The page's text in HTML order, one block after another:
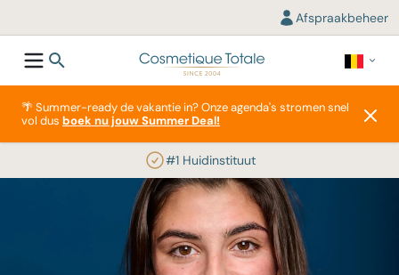
Afspraakbeheer
🌴 Summer-ready de vakantie in? Onze agenda's stromen snel
vol dus boek nu jouw Summer Deal!
#1 Huidinstituut